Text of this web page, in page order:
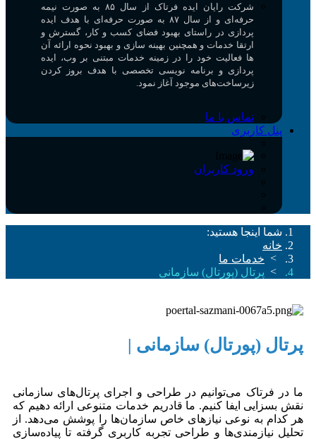
شرکت رایان ایده فرتاک از سال ۸۵ به صورت نیمه
حرفه‌ای و از سال ۸۷ به صورت حرفه‌ای با هدف ایده
پردازی در راستای بهبود فضای کسب و کار، گسترش و
ارتقا خدمات و همچنین بهینه سازی و بهبود نحوه ارائه آن
ها فعالیت خود را در زمینه خدمات مبتنی بر وب، ایده
پردازی و برنامه نویسی تخصصی با هدف بروز کردن
زیرساخت‌های موجود آغاز نمود.
تماس با ما
پنل کاربری
ورود کاربران
شما اینجا هستید:
خانه
خدمات ما
پرتال (پورتال) سازمانی
پرتال (پورتال) سازمانی |
ما در فرتاک می‌توانیم در طراحی و اجرای پرتال‌های سازمانی
نقش بسزایی ایفا کنیم. ما قادریم خدمات متنوعی ارائه دهیم که
هر کدام به نوعی نیازهای خاص سازمان‌ها را پوشش می‌دهد. از
تحلیل نیازمندی‌ها و طراحی تجربه کاربری گرفته تا پیاده‌سازی